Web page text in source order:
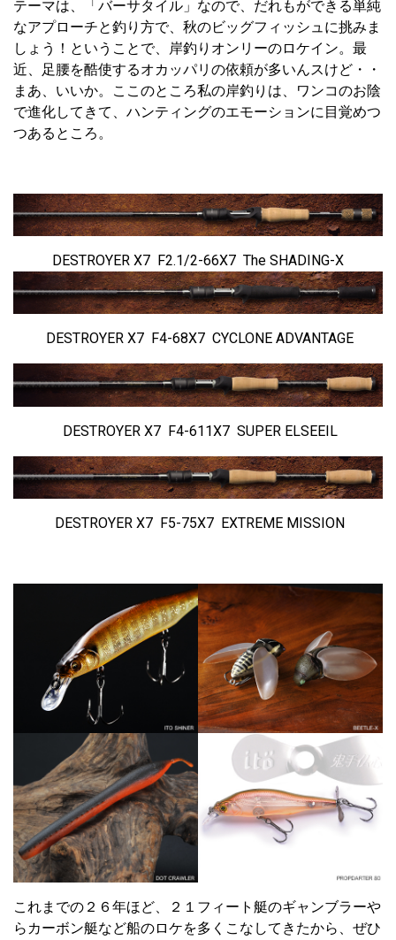
テーマは、「バーサタイル」なので、だれもができる単純
なアプローチと釣り方で、秋のビッグフィッシュに挑みま
しょう！ということで、岸釣りオンリーのロケイン。最
近、足腰を酷使するオカッパリの依頼が多いんスけど・・
まあ、いいか。ここのところ私の岸釣りは、ワンコのお陰
で進化してきて、ハンティングのエモーションに目覚めつ
つあるところ。
DESTROYER X7 F2.1/2-66X7 The SHADING-X
DESTROYER X7 F4-68X7 CYCLONE ADVANTAGE
DESTROYER X7 F4-611X7 SUPER ELSEEIL
DESTROYER X7 F5-75X7 EXTREME MISSION
これまでの２６年ほど、２１フィート艇のギャンブラーや
らカーボン艇など船のロケを多くこなしてきたから、ぜひ